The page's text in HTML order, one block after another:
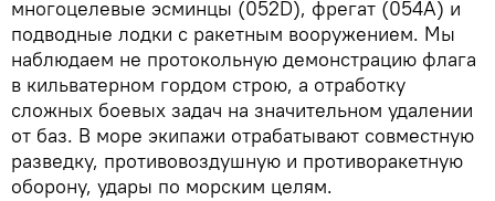
многоцелевые эсминцы (052D), фрегат (054A) и
подводные лодки с ракетным вооружением. Мы
наблюдаем не протокольную демонстрацию флага
в кильватерном гордом строю, а отработку
сложных боевых задач на значительном удалении
от баз. В море экипажи отрабатывают совместную
разведку, противовоздушную и противоракетную
оборону, удары по морским целям.